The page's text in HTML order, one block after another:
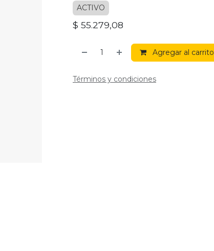
ACTIVO
$ 55.279,08
Agregar al carrito
Términos y condiciones